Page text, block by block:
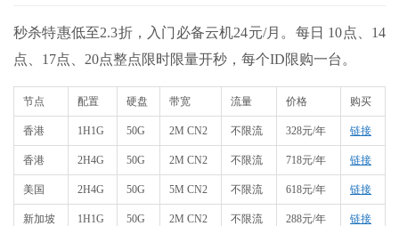
秒杀特惠低至2.3折，入门必备云机24元/月。每日 10点、14
点、17点、20点整点限时限量开秒，每个ID限购一台。
节点 配置 硬盘 带宽 流量 价格 购买
香港 1H1G 50G 2M CN2 不限流 328元/年 链接
香港 2H4G 50G 2M CN2 不限流 718元/年 链接
美国 2H4G 50G 5M CN2 不限流 618元/年 链接
新加坡 1H1G 50G 2M CN2 不限流 288元/年 链接